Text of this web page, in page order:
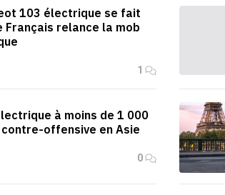
103 électrique se fait
Français relance la mob
1
à moins de 1 000
contre-offensive en Asie
0